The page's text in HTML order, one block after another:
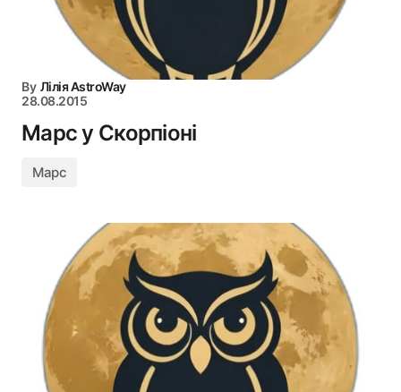
By Лілія AstroWay
28.08.2015
Марс у Скорпіоні
Марс